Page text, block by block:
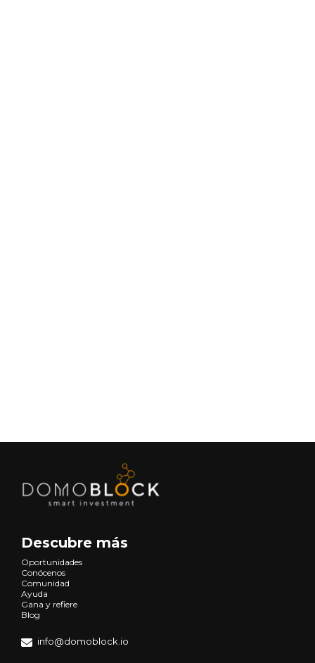
Descubre más
Oportunidades
Conócenos
Comunidad
Ayuda
Gana y refiere
Blog
info@domoblock.io